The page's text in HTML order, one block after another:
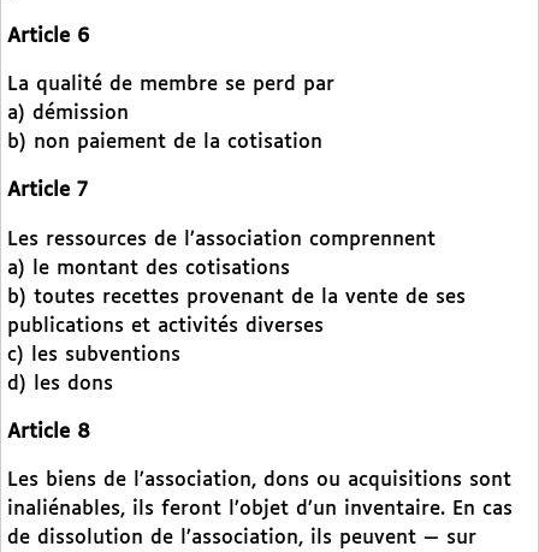
Article 6
La qualité de membre se perd par
a) démission
b) non paiement de la cotisation
Article 7
Les ressources de l’association comprennent
a) le montant des cotisations
b) toutes recettes provenant de la vente de ses
publications et activités diverses
c) les subventions
d) les dons
Article 8
Les biens de l’association, dons ou acquisitions sont
inaliénables, ils feront l’objet d’un inventaire. En cas
de dissolution de l’association, ils peuvent — sur